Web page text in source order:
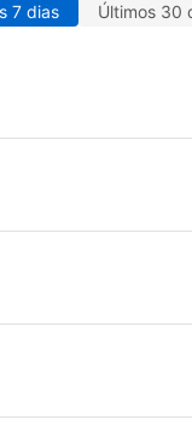
7 dias Últimos 30